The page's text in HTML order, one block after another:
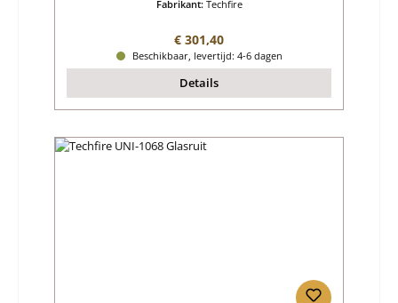
Fabrikant: Techfire
Normale prijs:
€ 301,40
Beschikbaar, levertijd: 4-6 dagen
Details